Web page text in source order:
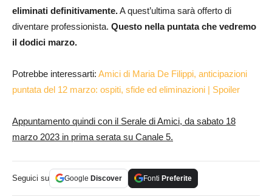
eliminati definitivamente.A quest’ultima sarà offerto di
diventare professionista. Questo nella puntata che vedremo
il dodici marzo.
Potrebbe interessarti: Amici di Maria De Filippi, anticipazioni
puntata del 12 marzo: ospiti, sfide ed eliminazioni | Spoiler
Appuntamento quindi con il Serale di Amici, da sabato 18
marzo 2023 in prima serata su Canale 5.
Seguici su Google Discover Fonti Preferite